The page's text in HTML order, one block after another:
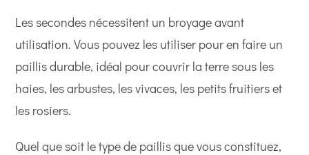
Les secondes nécessitent un broyage avant
utilisation. Vous pouvez les utiliser pour en faire un
paillis durable, idéal pour couvrir la terre sous les
haies, les arbustes, les vivaces, les petits fruitiers et
les rosiers.
Quel que soit le type de paillis que vous constituez,